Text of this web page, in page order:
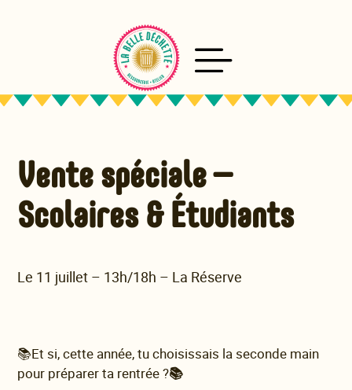
Vente spéciale –
Scolaires & Étudiants
Le 11 juillet – 13h/18h – La Réserve
📚Et si, cette année, tu choisissais la seconde main
pour préparer ta rentrée ?📚